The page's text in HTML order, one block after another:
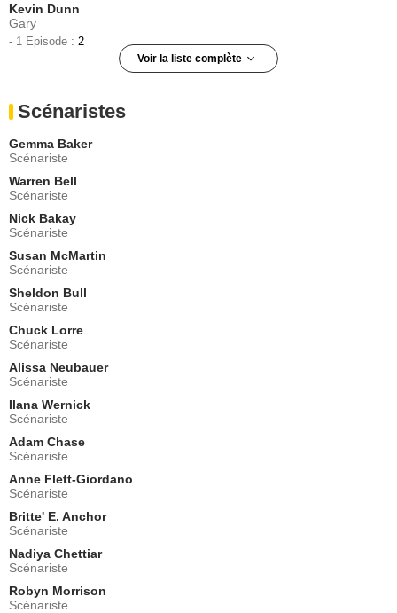
Kevin Dunn
Gary
- 1 Episode : 2
Voir la liste complète
- 1 Episode :5
Dr. Mekizian
- 1 Episode :
Mark Bloom
Armand
- 1 Episode :
Bob Odenkirk
Hank
- 1 Episode :
David Theune
Lou
- 1 Episode :13
Dan Bucatinsky
Arthur
- 1 Episode :
Melanie Lynskey
Shannon
- 1 Episode :18
Jane Carr
Betty
- 1 Episode :
French Stewart
Chef Rudy
- 1 Episode : 4
Asante Jones
Corey
- 1 Episode :
Scénaristes
Gemma Baker
Scénariste
Warren Bell
Scénariste
Nick Bakay
Scénariste
Susan McMartin
Scénariste
Sheldon Bull
Scénariste
Chuck Lorre
Scénariste
Alissa Neubauer
Scénariste
Ilana Wernick
Scénariste
Adam Chase
Scénariste
Anne Flett-Giordano
Scénariste
Britte' E. Anchor
Scénariste
Nadiya Chettiar
Scénariste
Robyn Morrison
Scénariste